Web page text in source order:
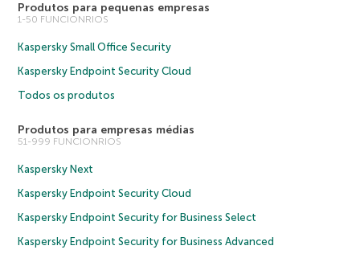
Produtos para pequenas empresas
1-50 FUNCIONRIOS
Kaspersky Small Office Security
Kaspersky Endpoint Security Cloud
Todos os produtos
Produtos para empresas médias
51-999 FUNCIONRIOS
Kaspersky Next
Kaspersky Endpoint Security Cloud
Kaspersky Endpoint Security for Business Select
Kaspersky Endpoint Security for Business Advanced